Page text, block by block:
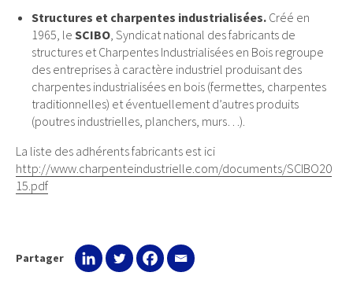
Structures et charpentes industrialisées. Créé en
1965, le SCIBO , Syndicat national des fabricants de
structures et Charpentes Industrialisées en Bois regroupe
des entreprises à caractère industriel produisant des
charpentes industrialisées en bois (fermettes, charpentes
traditionnelles) et éventuellement d’autres produits
(poutres industrielles, planchers, murs…).
La liste des adhérents fabricants est ici
http://www.charpenteindustrielle.com/documents/SCIBO20
15.pdf
Partager